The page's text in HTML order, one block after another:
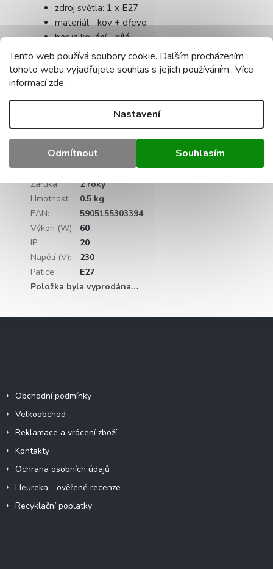
Tento web používá soubory cookie. Dalším procházením
tohoto webu vyjadřujete souhlas s jejich používáním.. Více
informacízde.
Nastavení
Odmítnout Souhlasím
zdroj světla: 1 x E27
materiál - kov + dřevo
barva kování - bílá
výška se sklem - 20 cm
žárovkanenísoučástí dodávky
nastavení převisu: ano
60 W pro wolframové žárovky / 20 W LED.
certifikace - CE, RoHS
Doplňkové parametry
Kategorie:
Lampy E27 s dřevěnými stínítky
Záruka:
2 roky
Hmotnost:
0.5 kg
EAN:
5905155303394
Výkon (W):
60
IP:
20
Napětí (V):
230
Patice:
E27
Položka byla vyprodána…
Obchodní podmínky
Velkoobchod
Reklamace a vrácení zboží
Kontakty
Ochrana osobních údajů
Heureka - ověřené recenze
Recyklační poplatky